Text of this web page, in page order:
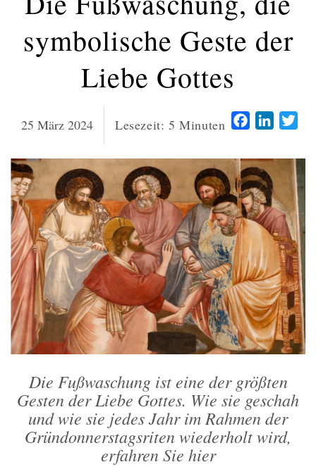
symbolische Geste der
Liebe Gottes
25 März 2024 Lesezeit: 5 Minuten Facebook
Die Fußwaschung ist eine der größten
Gesten der Liebe Gottes. Wie sie geschah
und wie sie jedes Jahr im Rahmen der
Gründonnerstagsriten wiederholt wird,
erfahren Sie hier